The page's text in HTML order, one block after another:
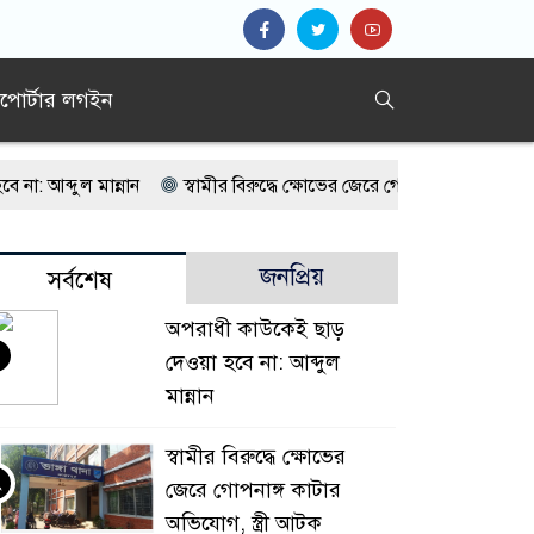
লগইন
আব্দুল মান্নান স্বামীর বিরুদ্ধে ক্ষোভের জেরে গোপনাঙ্গ কাটার অভিযোগ,
ব্যক্তি, যাদের সঙ্গে কথা বলবেন না আল্লাহ
গাছ বিক্রির অভিযোগ ছোট ভাইয়ের স্ত্রী-সন্তানকে নিয়ে বড়
সর্বশেষ জনপ্রিয়
অপরাধী কাউকেই ছাড়
দেওয়া হবে না: আব্দুল
মান্নান
স্বামীর বিরুদ্ধে ক্ষোভের
জেরে গোপনাঙ্গ কাটার
অভিযোগ, স্ত্রী আটক